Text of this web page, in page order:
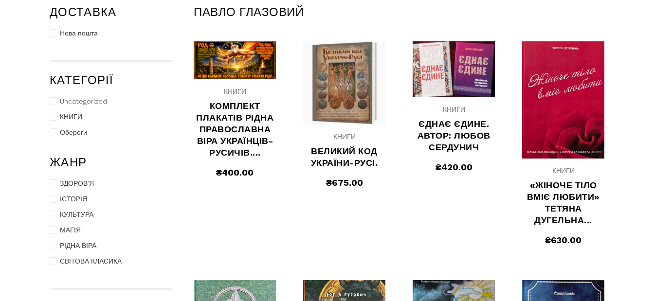
ДОСТАВКА
Нова пошта
КАТЕГОРІЇ
Uncategorized
КНИГИ
Обереги
ЖАНР
ЗДОРОВ'Я
ІСТОРІЯ
КУЛЬТУРА
МАГІЯ
РІДНА ВІРА
СВІТОВА КЛАСИКА
ПАВЛО ГЛАЗОВИЙ
КНИГИ
КОМПЛЕКТ
ПЛАКАТІВ РІДНА
ПРАВОСЛАВНА
ВІРА УКРАЇНЦІВ-
РУСИЧІВ....
₴400.00
КНИГИ
ВЕЛИКИЙ КОД
УКРАЇНИ-РУСІ.
₴675.00
КНИГИ
ЄДНАЄ ЄДИНЕ.
АВТОР: ЛЮБОВ
СЕРДУНИЧ
₴420.00 КНИГИ
«ЖІНОЧЕ ТІЛО
ВМІЄ ЛЮБИТИ»
ТЕТЯНА
ДУГЕЛЬНА...
₴630.00